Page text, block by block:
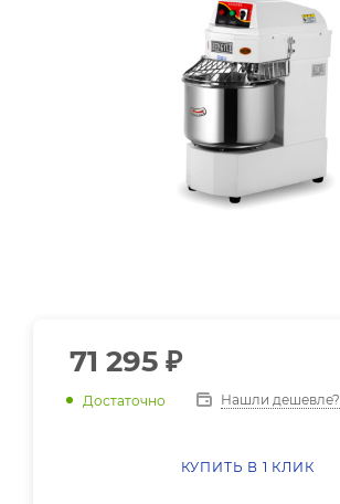
71 295 ₽
Достаточно Нашли дешевле?
КУПИТЬ В 1 КЛИК